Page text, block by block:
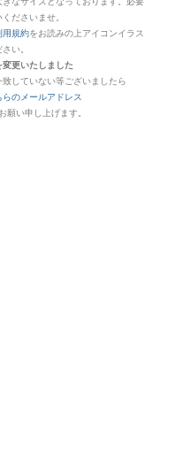
ださいませ。
用規約をお読みの上アイコンイラス
い。
更いたしました
していない等ございましたら
らのメールアドレス
願い申し上げます。